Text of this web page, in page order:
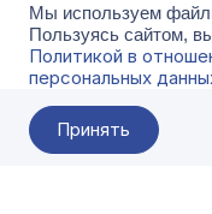
Мы используем
Пользуясь сайтом,
Политикой в
персональных
Принять